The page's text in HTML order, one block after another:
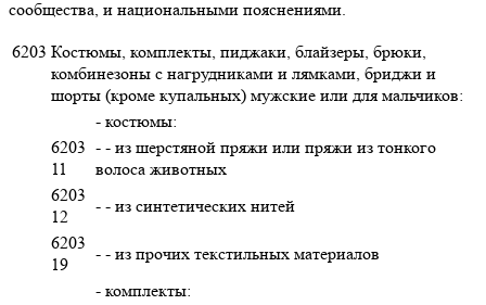
сообщества, и национальными пояснениями.
6203 Костюмы, комплекты, пиджаки, блайзеры, брюки,
комбинезоны с нагрудниками и лямками, бриджи и
шорты (кроме купальных) мужские или для мальчиков:
- костюмы:
6203
11
- - из шерстяной пряжи или пряжи из тонкого
волоса животных
6203
12
- - из синтетических нитей
6203
19
- - из прочих текстильных материалов
- комплекты: